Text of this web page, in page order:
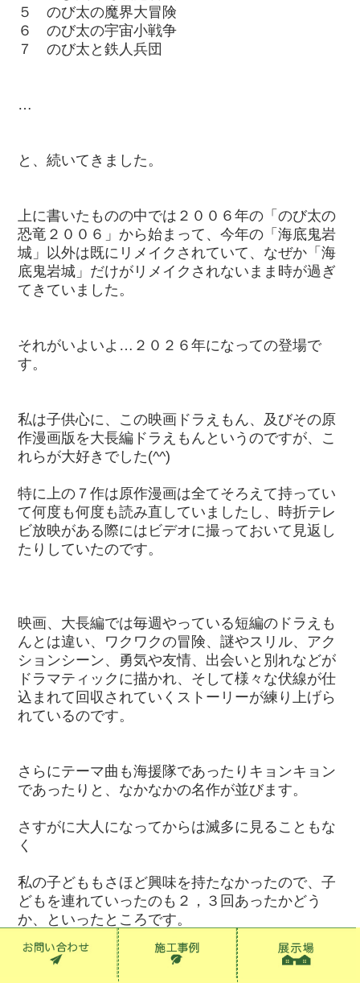
５ のび太の魔界大冒険
６ のび太の宇宙小戦争
７ のび太と鉄人兵団
…
と、続いてきました。
上に書いたものの中では２００６年の「のび太の
恐竜２００６」から始まって、今年の「海底鬼岩
城」以外は既にリメイクされていて、なぜか「海
底鬼岩城」だけがリメイクされないまま時が過ぎ
てきていました。
それがいよいよ…２０２６年になっての登場で
す。
私は子供心に、この映画ドラえもん、及びその原
作漫画版を大長編ドラえもんというのですが、こ
れらが大好きでした(^^)
特に上の７作は原作漫画は全てそろえて持ってい
て何度も何度も読み直していましたし、時折テレ
ビ放映がある際にはビデオに撮っておいて見返し
たりしていたのです。
映画、大長編では毎週やっている短編のドラえも
んとは違い、ワクワクの冒険、謎やスリル、アク
ションシーン、勇気や友情、出会いと別れなどが
ドラマティックに描かれ、そして様々な伏線が仕
込まれて回収されていくストーリーが練り上げら
れているのです。
さらにテーマ曲も海援隊であったりキョンキョン
であったりと、なかなかの名作が並びます。
さすがに大人になってからは滅多に見ることもな
く
私の子どももさほど興味を持たなかったので、子
どもを連れていったのも２，３回あったかどう
か、といったところです。
なので、その後の映画ドラえもんについては思い
当たる作品がありません。